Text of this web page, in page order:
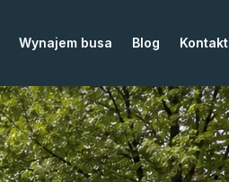
Wynajem busa Blog Kontakt